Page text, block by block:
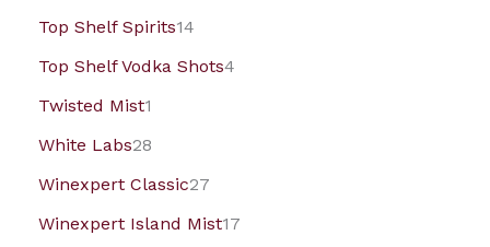
Top Shelf Spirits14
Top Shelf Vodka Shots4
Twisted Mist1
White Labs28
Winexpert Classic27
Winexpert Island Mist17